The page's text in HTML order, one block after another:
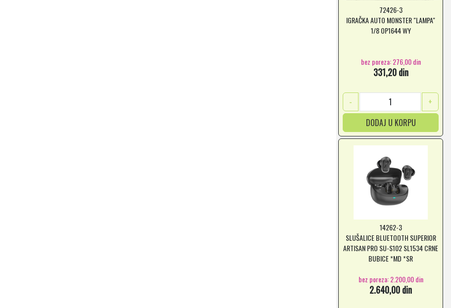
72426-3
IGRAČKA AUTO MONSTER "LAMPA"
1/8 OP1644 WY
bez poreza: 276,00 din
331,20 din
-
+
DODAJ U KORPU
14262-3
SLUŠALICE BLUETOOTH SUPERIOR
ARTISAN PRO SU-S102 SL1534 CRNE
BUBICE *MD *SR
bez poreza: 2.200,00 din
2.640,00 din